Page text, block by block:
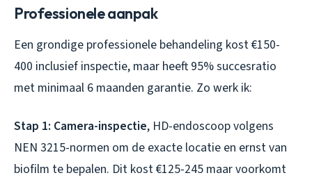
Professionele aanpak
Een grondige professionele behandeling kost €150-
400 inclusief inspectie, maar heeft 95% succesratio
met minimaal 6 maanden garantie. Zo werk ik:
Stap 1: Camera-inspectie, HD-endoscoop volgens
NEN 3215-normen om de exacte locatie en ernst van
biofilm te bepalen. Dit kost €125-245 maar voorkomt